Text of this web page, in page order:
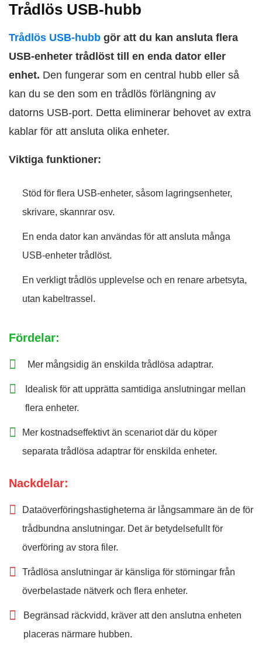
Trådlös USB-hubb
Trådlös USB-hubb gör att du kan ansluta flera
USB-enheter trådlöst till en enda dator eller
enhet. Den fungerar som en central hubb eller så
kan du se den som en trådlös förlängning av
datorns USB-port. Detta eliminerar behovet av extra
kablar för att ansluta olika enheter.
Viktiga funktioner:
Stöd för flera USB-enheter, såsom lagringsenheter,
skrivare, skannrar osv.
En enda dator kan användas för att ansluta många
USB-enheter trådlöst.
En verkligt trådlös upplevelse och en renare arbetsyta,
utan kabeltrassel.
Fördelar:
Mer mångsidig än enskilda trådlösa adaptrar.
Idealisk för att upprätta samtidiga anslutningar mellan
flera enheter.
Mer kostnadseffektivt än scenariot där du köper
separata trådlösa adaptrar för enskilda enheter.
Nackdelar:
Dataöverföringshastigheterna är långsammare än de för
trådbundna anslutningar. Det är betydelsefullt för
överföring av stora filer.
Trådlösa anslutningar är känsliga för störningar från
överbelastade nätverk och flera enheter.
Begränsad räckvidd, kräver att den anslutna enheten
placeras närmare hubben.